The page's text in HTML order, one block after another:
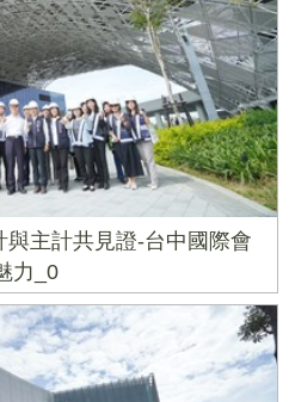
主計共見證-台中國際會
力_0